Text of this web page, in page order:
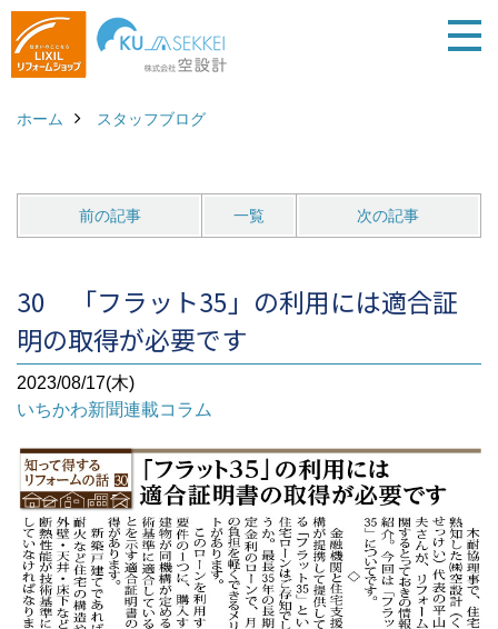
ホーム スタッフブログ
前の記事 一覧 次の記事
30 「フラット35」の利用には適合証
明の取得が必要です
2023/08/17(木)
いちかわ新聞連載コラム